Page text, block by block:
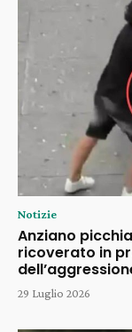
Notizie
Anziano
ricoverato in
29 Luglio 2026